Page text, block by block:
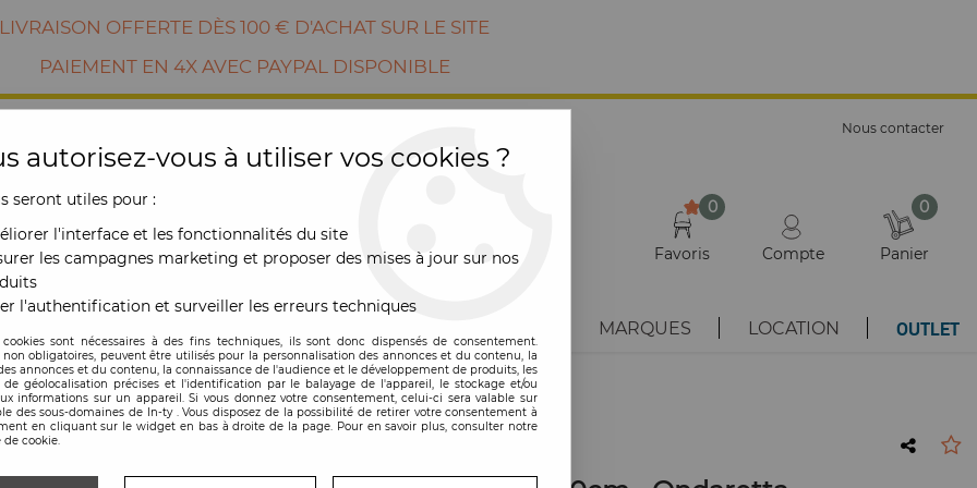
LIVRAISON OFFERTE DÈS 100 € D'ACHAT SUR LE SITE
PAIEMENT EN 4X AVEC PAYPAL DISPONIBLE
Nous contacter
0
Favoris Compte
0
Panier
MARQUES LOCATION OUTLET
- Ondaretta
autorisez-vous à utiliser vos cookies ?
seront utiles pour :
l'interface et les fonctionnalités du site
les campagnes marketing et proposer des mises à jour sur nos
l'authentification et surveiller les erreurs techniques
cookies sont nécessaires à des fins techniques, ils sont donc dispensés de consentement.
non obligatoires, peuvent être utilisés pour la personnalisation des annonces et du contenu, la
annonces et du contenu, la connaissance de l'audience et le développement de produits, les
de géolocalisation précises et l'identification par le balayage de l'appareil, le stockage et/ou
informations sur un appareil. Si vous donnez votre consentement, celui-ci sera valable sur
des sous-domaines de In-ty . Vous disposez de la possibilité de retirer votre consentement à
en cliquant sur le widget en bas à droite de la page. Pour en savoir plus, consulter notre
cookie.